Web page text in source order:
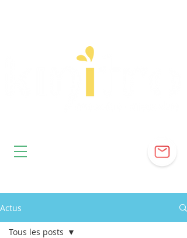
Actus
Tous les posts